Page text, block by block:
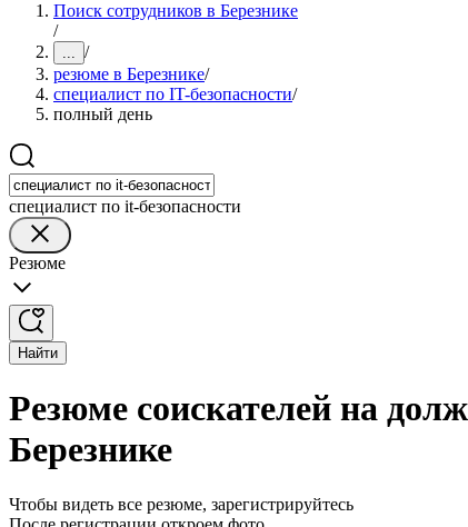
Поиск сотрудников в Березнике
/
... /
резюме в Березнике/
специалист по IT-безопасности/
полный день
специалист по it-безопасности
Резюме
Найти
Резюме соискателей на
Березнике
Чтобы видеть все резюме, зарегистрируйтесь